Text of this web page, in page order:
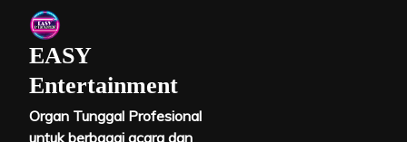
contentEASY
Entertainment
Organ Tunggal Profesional
untuk berbagai acara dan